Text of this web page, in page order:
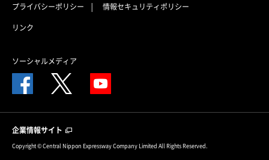
プライバシーポリシー
情報セキュリティポリシー
リンク
ソーシャルメディア
企業情報サイト
Copyright © Central Nippon Expressway Company Limited All Rights Reserved.